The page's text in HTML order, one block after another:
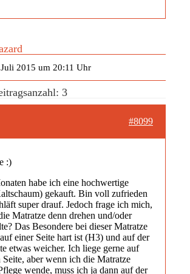
2015 um 20:11 Uhr
3
#8099
:)
habe ich eine hochwertige
gekauft. Bin voll zufrieden
super drauf. Jedoch frage ich mich,
Matratze denn drehen und/oder
Das Besondere bei dieser Matratze
einer Seite hart ist (H3) und auf der
etwas weicher. Ich liege gerne auf
Seite, aber wenn ich die Matratze
wende, muss ich ja dann auf der